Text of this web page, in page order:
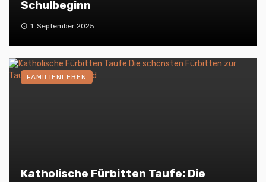
Schulbeginn
1. September 2025
Katholische Fürbitten Taufe: Die
FAMILIENLEBEN